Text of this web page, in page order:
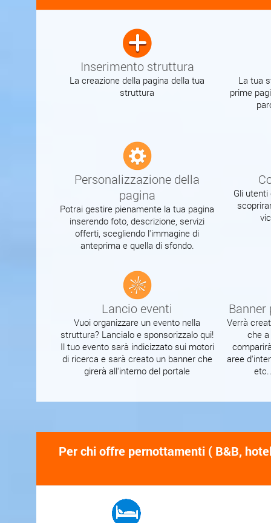
Inserimento struttura
La creazione della pagina della tua
struttura
La tua
prime
Personalizzazione della
pagina
Potrai gestire pienamente la tua pagina
inserendo foto, descrizione, servizi
offerti, scegliendo l'immagine di
anteprima e quella di sfondo.
Gli
Lancio eventi
Vuoi organizzare un evento nella
struttura? Lancialo e sponsorizzalo qui!
Il tuo evento sarà indicizzato sui motori
di ricerca e sarà creato un banner che
girerà all'interno del portale
Verrà
che
aree
Per chi offre pernottamenti ( B&B,